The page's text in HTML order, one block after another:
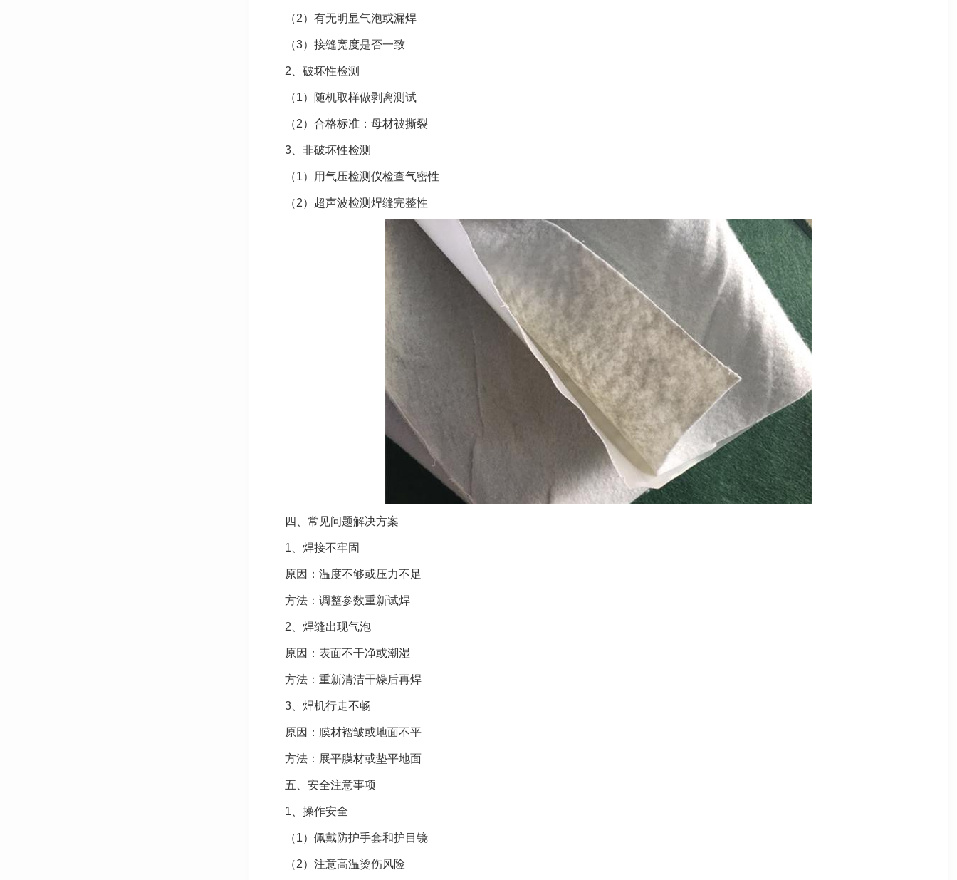
（2）有无明显气泡或漏焊
（3）接缝宽度是否一致
2、破坏性检测
（1）随机取样做剥离测试
（2）合格标准：母材被撕裂
3、非破坏性检测
（1）用气压检测仪检查气密性
（2）超声波检测焊缝完整性
四、常见问题解决方案
1、焊接不牢固
原因：温度不够或压力不足
方法：调整参数重新试焊
2、焊缝出现气泡
原因：表面不干净或潮湿
方法：重新清洁干燥后再焊
3、焊机行走不畅
原因：膜材褶皱或地面不平
方法：展平膜材或垫平地面
五、安全注意事项
1、操作安全
（1）佩戴防护手套和护目镜
（2）注意高温烫伤风险